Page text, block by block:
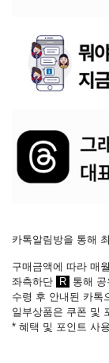
카톡알림방을 통해
구매금액에 따라 매
좌측하단
R 통해
수령 후 안내된 카톡
일부상품은 쿠폰 및
* 혜택 및 포인트 사